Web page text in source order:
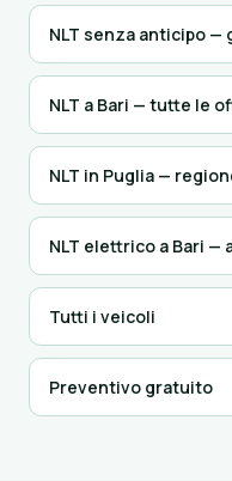
NLT senza anticipo —
NLT a Bari — tutte le
NLT in Puglia —
NLT elettrico a Bari —
Tutti i veicoli
Preventivo gratuito